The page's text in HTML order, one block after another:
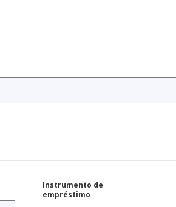
Instrumento de
empréstimo